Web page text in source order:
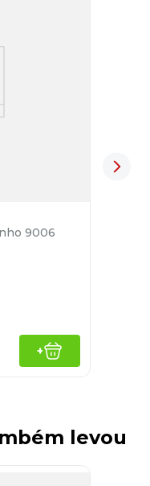
9006
+
levou